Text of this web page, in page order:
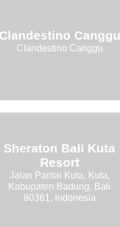
Clandestino Canggu
Clandestino Canggu
Sheraton Bali Kuta
Resort
Jalan Pantai Kuta, Kuta,
Kabupaten Badung, Bali
80361, Indonesia